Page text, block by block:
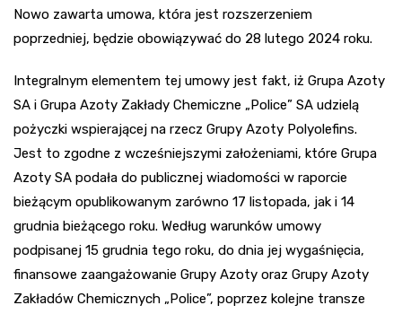
Nowo zawarta umowa, która jest rozszerzeniem
poprzedniej, będzie obowiązywać do 28 lutego 2024 roku.
Integralnym elementem tej umowy jest fakt, iż Grupa Azoty
SA i Grupa Azoty Zakłady Chemiczne „Police” SA udzielą
pożyczki wspierającej na rzecz Grupy Azoty Polyolefins.
Jest to zgodne z wcześniejszymi założeniami, które Grupa
Azoty SA podała do publicznej wiadomości w raporcie
bieżącym opublikowanym zarówno 17 listopada, jak i 14
grudnia bieżącego roku. Według warunków umowy
podpisanej 15 grudnia tego roku, do dnia jej wygaśnięcia,
finansowe zaangażowanie Grupy Azoty oraz Grupy Azoty
Zakładów Chemicznych „Police”, poprzez kolejne transze